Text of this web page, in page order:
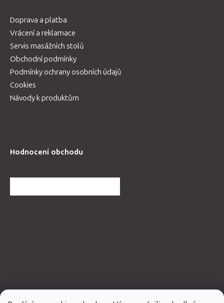
Doprava a platba
Vrácení a reklamace
Servis masážních stolů
Obchodní podmínky
Podmínky ochrany osobních údajů
Cookies
Návody k produktům
Hodnocení obchodu